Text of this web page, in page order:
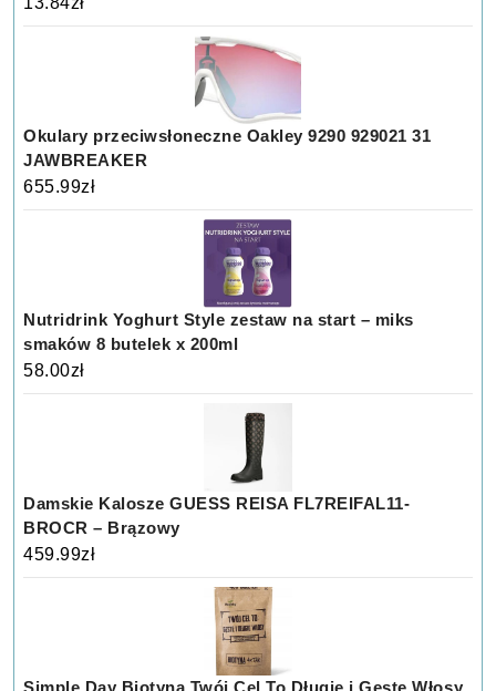
Okulary przeciwsłoneczne Oakley 9290 929021 31
JAWBREAKER
655.99zł
Nutridrink Yoghurt Style zestaw na start – miks
smaków 8 butelek x 200ml
58.00zł
Damskie Kalosze GUESS REISA FL7REIFAL11-
BROCR – Brązowy
459.99zł